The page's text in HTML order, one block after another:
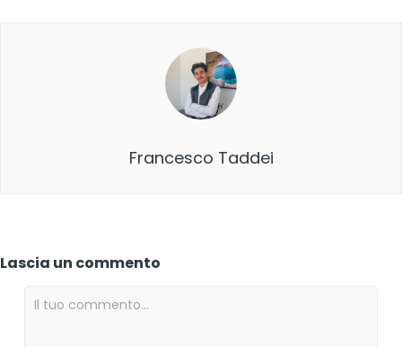
Francesco Taddei
Lascia un commento